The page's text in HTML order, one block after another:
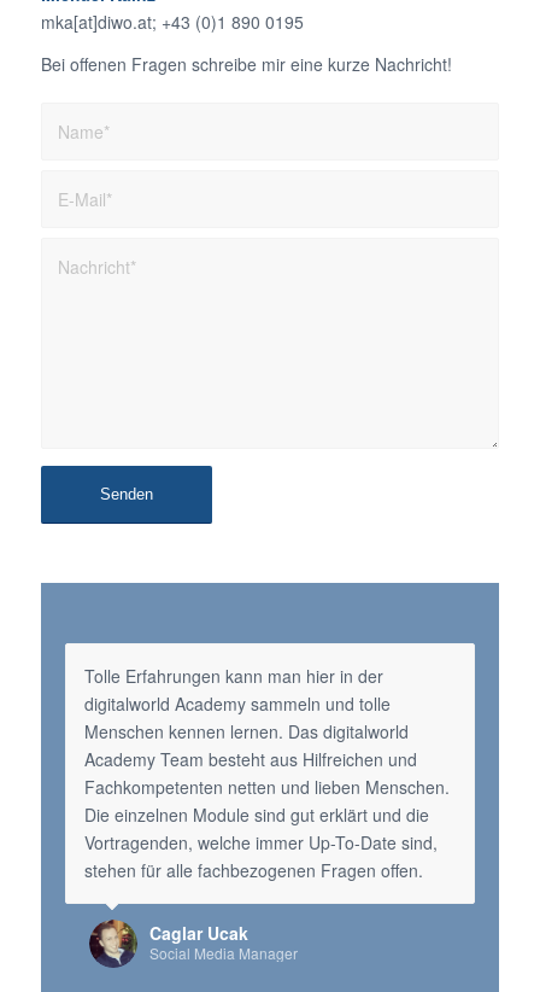
mka[at]diwo.at; +43 (0)1 890 0195
Bei offenen Fragen schreibe mir eine kurze Nachricht!
Tolle Erfahrungen kann man hier in der
digitalworld Academy sammeln und tolle
Menschen kennen lernen. Das digitalworld
Academy Team besteht aus Hilfreichen und
Fachkompetenten netten und lieben Menschen.
Die einzelnen Module sind gut erklärt und die
Vortragenden, welche immer Up-To-Date sind,
stehen für alle fachbezogenen Fragen offen.
Caglar Ucak
Social Media Manager